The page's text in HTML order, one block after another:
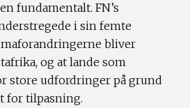
fundamentalt. FN’s
i sin femte
bliver
og at lande som
store udfordringer på grund
for tilpasning.